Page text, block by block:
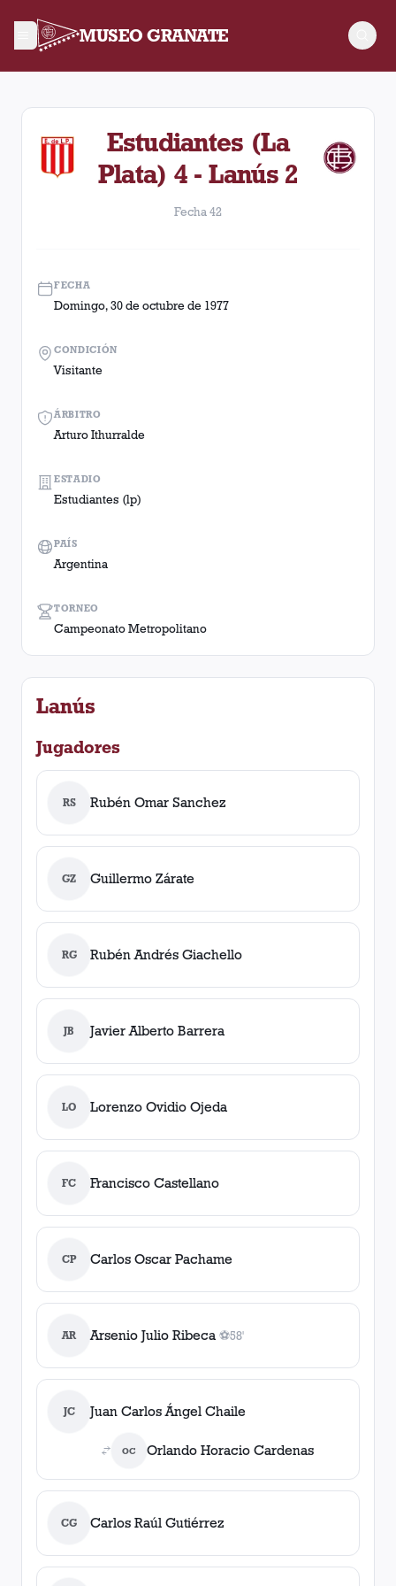
MUSEO GRANATE
Fecha 42. Partido entre Lanús y Estudiantes (La Plata)
Estudiantes (La
Plata) 4 - Lanús 2
Fecha 42
FECHA
Domingo, 30 de octubre de 1977
ÁRBITRO
Arturo Ithurralde
TORNEO
Campeonato Metropolitano
CONDICIÓN
Visitante
ESTADIO
Estudiantes (lp)
PAÍS
Argentina
Lanús
Jugadores
RS Rubén Omar Sanchez
GZ Guillermo Zárate
RG Rubén Andrés Giachello
JB Javier Alberto Barrera
LO Lorenzo Ovidio Ojeda
FC Francisco Castellano
CP Carlos Oscar Pachame
AR Arsenio Julio Ribeca ⚽
1gol
58'
JC Juan Carlos Ángel Chaile
OC Orlando Horacio Cardenas
CG Carlos Raúl Gutiérrez